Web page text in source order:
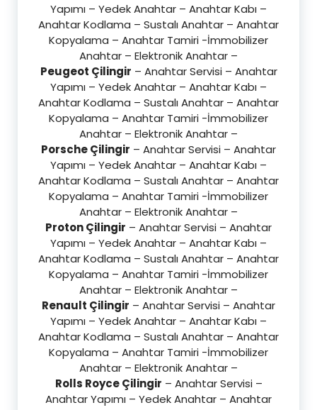
Yapımı – Yedek Anahtar – Anahtar Kabı –
Anahtar Kodlama – Sustalı Anahtar – Anahtar
Kopyalama – Anahtar Tamiri -İmmobilizer
Anahtar – Elektronik Anahtar –
Peugeot Çilingir – Anahtar Servisi – Anahtar
Yapımı – Yedek Anahtar – Anahtar Kabı –
Anahtar Kodlama – Sustalı Anahtar – Anahtar
Kopyalama – Anahtar Tamiri -İmmobilizer
Anahtar – Elektronik Anahtar –
Porsche Çilingir – Anahtar Servisi – Anahtar
Yapımı – Yedek Anahtar – Anahtar Kabı –
Anahtar Kodlama – Sustalı Anahtar – Anahtar
Kopyalama – Anahtar Tamiri -İmmobilizer
Anahtar – Elektronik Anahtar –
Proton Çilingir – Anahtar Servisi – Anahtar
Yapımı – Yedek Anahtar – Anahtar Kabı –
Anahtar Kodlama – Sustalı Anahtar – Anahtar
Kopyalama – Anahtar Tamiri -İmmobilizer
Anahtar – Elektronik Anahtar –
Renault Çilingir – Anahtar Servisi – Anahtar
Yapımı – Yedek Anahtar – Anahtar Kabı –
Anahtar Kodlama – Sustalı Anahtar – Anahtar
Kopyalama – Anahtar Tamiri -İmmobilizer
Anahtar – Elektronik Anahtar –
Rolls Royce Çilingir – Anahtar Servisi –
Anahtar Yapımı – Yedek Anahtar – Anahtar